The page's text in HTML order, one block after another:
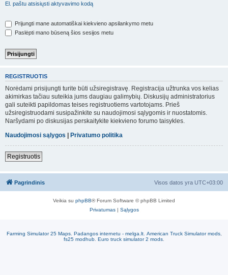
El. paštu atsisiųsti aktyvavimo kodą
Prijungti mane automatiškai kiekvieno apsilankymo metu
Paslėpti mano būseną šios sesijos metu
REGISTRUOTIS
Norėdami prisijungti turite būti užsiregistravę. Registracija užtrunka vos kelias
akimirkas tačiau suteikia jums daugiau galimybių. Diskusijų administratorius
gali suteikti papildomas teises registruotiems vartotojams. Prieš
užsiregistruodami susipažinkite su naudojimosi sąlygomis ir nuostatomis.
Naršydami po diskusijas perskaitykite kiekvieno forumo taisykles.
Naudojimosi sąlygos | Privatumo politika
Registruotis
Pagrindinis Visos datos yra UTC+03:00
Veikia su phpBB® Forum Software © phpBB Limited
Privatumas| Sąlygos
Farming Simulator 25 Maps. Padangos internetu - melga.lt. American Truck Simulator mods,
fs25 modhub Euro truck simulator 2 mods